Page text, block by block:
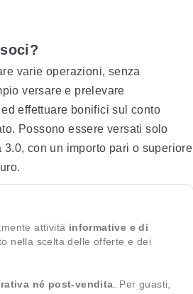
varie operazioni, senza
versare e prelevare
effettuare bonifici sul conto
Possono essere versati solo
con un importo pari o superiore
attività informative e di
nella scelta delle offerte e dei
né post-vendita. Per guasti,